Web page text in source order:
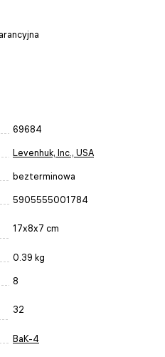
69684
Levenhuk, Inc., USA
bezterminowa
5905555001784
17x8x7 cm
0.39 kg
8
32
BaK-4